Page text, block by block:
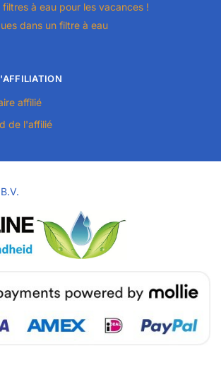
filtres à eau pour les vacances !
dans un filtre à eau
affilié
de l'affilié